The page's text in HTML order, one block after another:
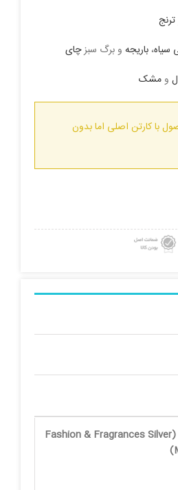
ترنج
سیاه، باریجه و برگ سبزچای
ومشک
با کارتن اصلی اما بدون
تستر سیلورمن اینتنس (Fashion & Fragrances Silver